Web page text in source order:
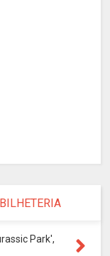
Park',